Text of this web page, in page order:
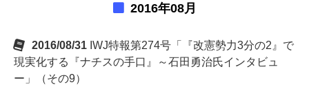
2016年08月
2016/08/31 IWJ特報第274号「『改憲勢力3分の2』で
現実化する『ナチスの手口』～石田勇治氏インタビュ
ー」（その9）